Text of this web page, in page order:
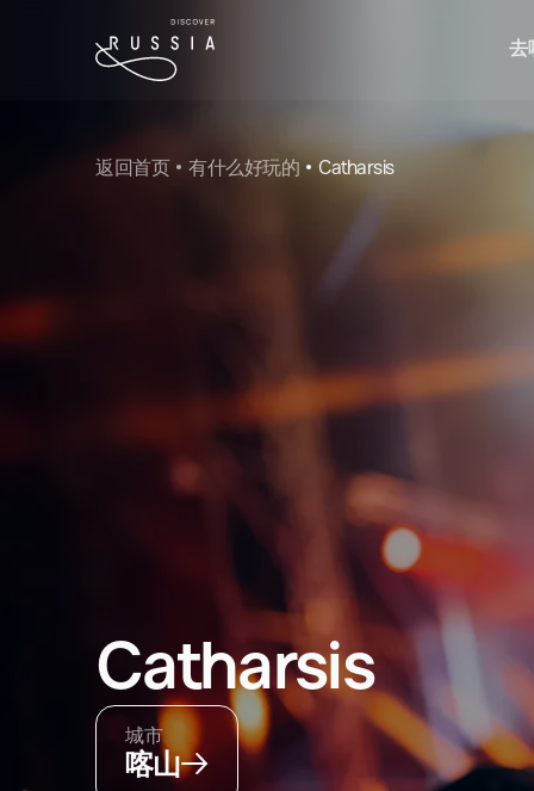
去
返回首页 有什么好玩的 Catharsis
Catharsis
城市
喀山